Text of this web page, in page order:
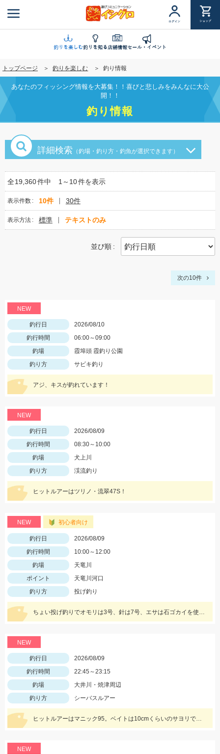
ン
に
移
動
ログイン ショップ
釣りを楽しむ釣りを知る店舗情報セール・イベント
トップページ 釣りを楽しむ 釣り情報
あなたのフィッシング情報を大募集！！喜びと悲しみをみんなに大公
開！！
釣り情報
詳細検索 （釣場・釣り方・釣魚が選択できます）
全19,360件中 1～10件を表示
表示件数 10件 30件
表示方法 標準 テキストのみ
並び順
次の10件
NEW
釣行日
2026/08/10
釣行時間
06:00～09:00
釣場
霞埠頭 霞釣り公園
釣り方
サビキ釣り
アジ、キスが釣れています！
NEW
釣行日
2026/08/09
釣行時間
08:30～10:00
釣場
犬上川
釣り方
渓流釣り
ヒットルアーはツリノ・流翠47S！
NEW 初心者向け
釣行日
2026/08/09
釣行時間
10:00～12:00
釣場
天竜川
ポイント
天竜川河口
釣り方
投げ釣り
ちょい投げ釣りでオモリは3号、針は7号、エサは石ゴカイを使用しました。アタリが多くて楽しめました♪
NEW
釣行日
2026/08/09
釣行時間
22:45～23:15
釣場
大井川・焼津周辺
釣り方
シーバスルアー
ヒットルアーはマニック95。ベイトは10cmくらいのサヨリでした！
NEW